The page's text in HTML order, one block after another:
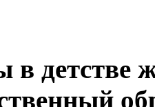
в